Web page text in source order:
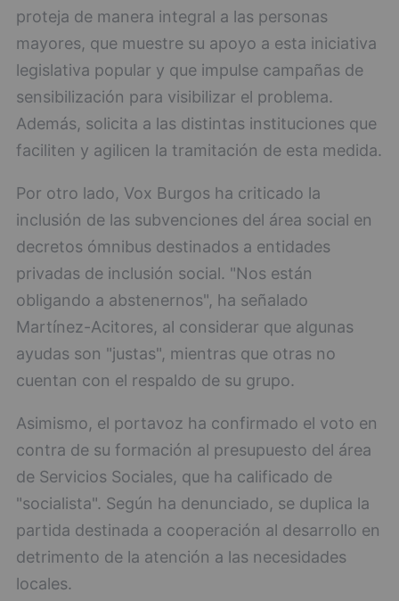
proteja de manera integral a las personas
mayores, que muestre su apoyo a esta iniciativa
legislativa popular y que impulse campañas de
sensibilización para visibilizar el problema.
Además, solicita a las distintas instituciones que
faciliten y agilicen la tramitación de esta medida.
Por otro lado, Vox Burgos ha criticado la
inclusión de las subvenciones del área social en
decretos ómnibus destinados a entidades
privadas de inclusión social. "Nos están
obligando a abstenernos", ha señalado
Martínez-Acitores, al considerar que algunas
ayudas son "justas", mientras que otras no
cuentan con el respaldo de su grupo.
Asimismo, el portavoz ha confirmado el voto en
contra de su formación al presupuesto del área
de Servicios Sociales, que ha calificado de
"socialista". Según ha denunciado, se duplica la
partida destinada a cooperación al desarrollo en
detrimento de la atención a las necesidades
locales.